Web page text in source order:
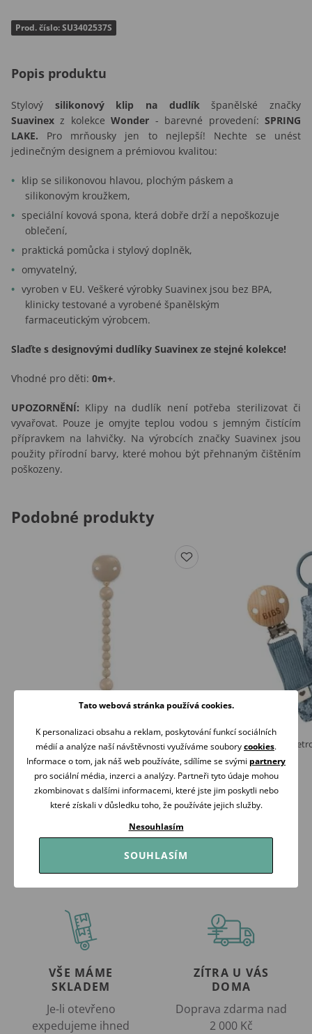
Prod. číslo: SU3402537S
Popis produktu
Stylový silikonový klip na dudlíkšpanělské značky
Suavinex z kolekceWonder - barevné provedení:SPRING
LAKE. Pro mrňousky jen to nejlepší! Nechte se unést
jedinečným designem a prémiovou kvalitou:
klip se silikonovou hlavou, plochým páskem a
silikonovým kroužkem,
speciální kovová spona, která dobře drží a nepoškozuje
oblečení,
praktická pomůcka i stylový doplněk,
omyvatelný,
vyroben v EU. Veškeré výrobky Suavinex jsou bez BPA,
klinicky testované a vyrobené španělským
farmaceutickým výrobcem.
Slaďte s designovými dudlíky Suavinex ze stejné kolekce!
Vhodné pro děti: 0m+.
UPOZORNĚNÍ: Klipy na dudlík není potřeba sterilizovat či
vyvařovat. Pouze je omyjte teplou vodou s jemným čistícím
přípravkem na lahvičky. Na výrobcích značky Suavinex jsou
použity přírodní barvy, které mohou být přehnaným čištěním
poškozeny.
Podobné produkty
Suavinex Colour Essence Klip na dudlík New
Skladem
Koupit
BIBS Klip na dudlík
369 Kč
Skladem
Koupit
VŠE MÁME
SKLADEM
Je-li otevřeno
expedujeme ihned
ZÍTRA U VÁS
DOMA
Doprava zdarma nad
2 000 Kč
Tato webová stránka používá cookies.
K personalizaci obsahu a reklam, poskytování funkcí sociálních
médií a analýze naší návštěvnosti využíváme souborycookies.
Informace o tom, jak náš web používáte, sdílíme se svými partnery
pro sociální média, inzerci a analýzy. Partneři tyto údaje mohou
zkombinovat s dalšími informacemi, které jste jim poskytli nebo
které získali v důsledku toho, že používáte jejich služby.
Nesouhlasím
SOUHLASÍM